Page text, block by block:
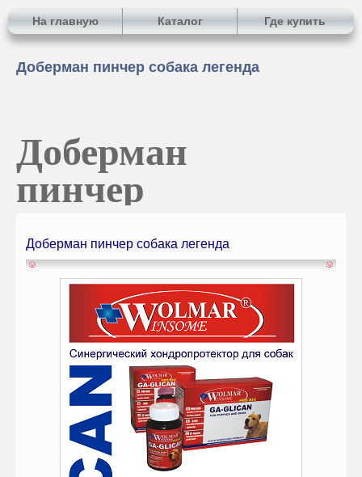
На главную Каталог Где купить
Доберман пинчер собака легенда
Доберман
пинчер
Доберман пинчер собака легенда